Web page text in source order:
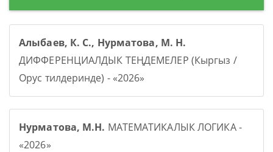
Алыбаев, К. С., Нурматова, М. Н.
ДИФФЕРЕНЦИАЛДЫК ТЕҢДЕМЕЛЕР (Кыргыз /
Орус тилдеринде) - «2026»
Нурматова, М.Н. МАТЕМАТИКАЛЫК ЛОГИКА -
«2026»